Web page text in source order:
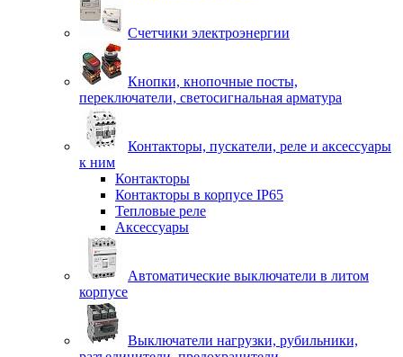
Счетчики электроэнергии
Кнопки, кнопочные посты,
переключатели, светосигнальная арматура
Контакторы, пускатели, реле и аксессуары
к ним
Контакторы
Контакторы в корпусе IP65
Тепловые реле
Аксессуары
Автоматические выключатели в литом
корпусе
Выключатели нагрузки, рубильники,